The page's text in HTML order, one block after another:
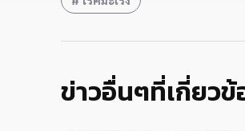
ข่าวอื่นๆที่เกี่ยวข้